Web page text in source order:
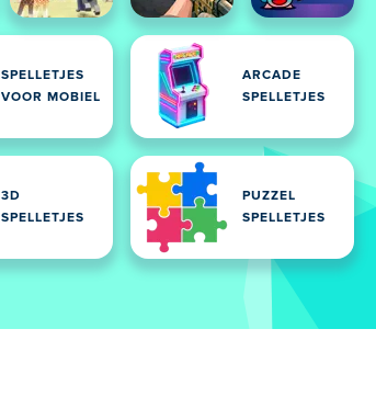
SPELLETJES
VOOR MOBIEL
ARCADE
SPELLETJES
3D
SPELLETJES
PUZZEL
SPELLETJES